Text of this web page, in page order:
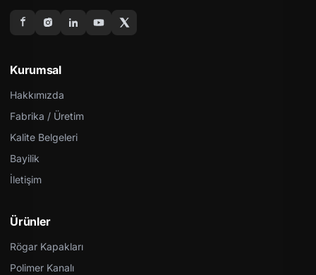
Kurumsal
Hakkımızda
Fabrika / Üretim
Kalite Belgeleri
Bayilik
İletişim
Ürünler
Rögar Kapakları
Polimer Kanalı